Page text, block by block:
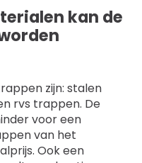
kan de
zijn: stalen
rvs trappen. De
voor een
van het
Ook een